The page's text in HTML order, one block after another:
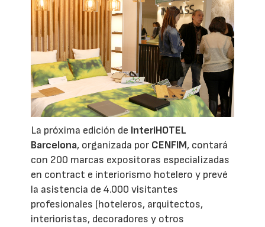
La próxima edición de InteriHOTEL
Barcelona, organizada por CENFIM, contará
con 200 marcas expositoras especializadas
en contract e interiorismo hotelero y prevé
la asistencia de 4.000 visitantes
profesionales (hoteleros, arquitectos,
interioristas, decoradores y otros